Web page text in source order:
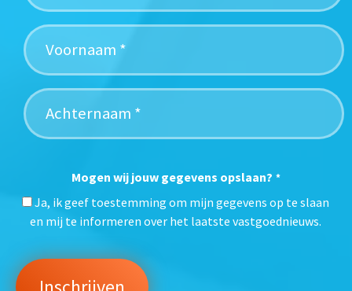
Mogen wij jouw gegevens opslaan? *
Ja, ik geef toestemming om mijn gegevens op te slaan
en mij te informeren over het laatste vastgoednieuws.